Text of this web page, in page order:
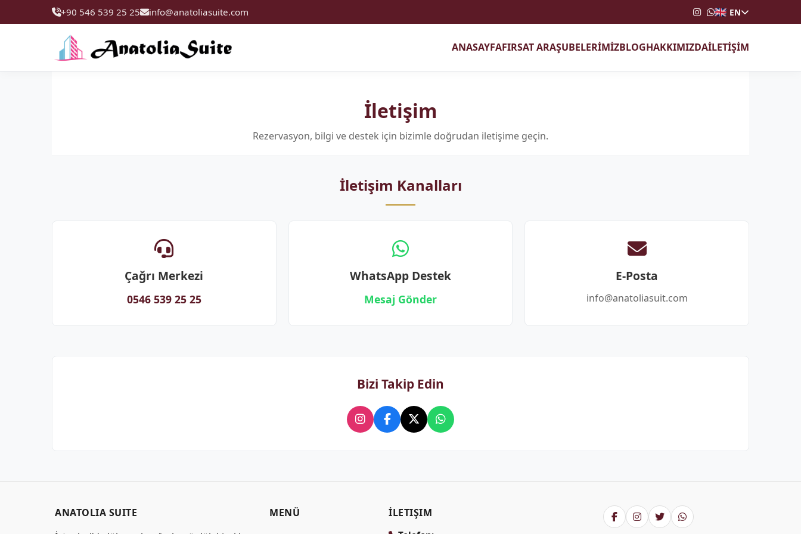
+90 546 539 25 25 info@anatoliasuite.com EN
ANASAYFAFIRSAT ARAŞUBELERİMİZBLOGHAKKIMIZDAİLETİŞİM
İletişim
Rezervasyon, bilgi ve destek için bizimle doğrudan iletişime geçin.
İletişim Kanalları
Çağrı Merkezi
0546 539 25 25
WhatsApp Destek
Mesaj Gönder
E-Posta
info@anatoliasuit.com
Bizi Takip Edin
ANATOLIA SUITE
MENÜ
İLETIŞIM